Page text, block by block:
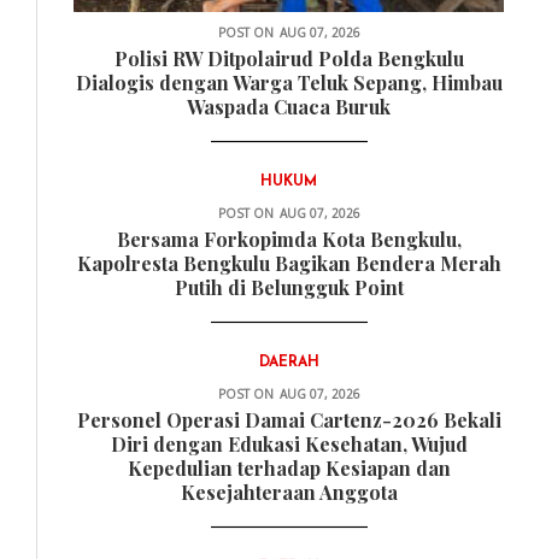
POST ON AUG 07, 2026
Polisi RW Ditpolairud Polda Bengkulu
Dialogis dengan Warga Teluk Sepang, Himbau
Waspada Cuaca Buruk
HUKUM
POST ON AUG 07, 2026
Bersama Forkopimda Kota Bengkulu,
Kapolresta Bengkulu Bagikan Bendera Merah
Putih di Belungguk Point
DAERAH
POST ON AUG 07, 2026
Personel Operasi Damai Cartenz-2026 Bekali
Diri dengan Edukasi Kesehatan, Wujud
Kepedulian terhadap Kesiapan dan
Kesejahteraan Anggota